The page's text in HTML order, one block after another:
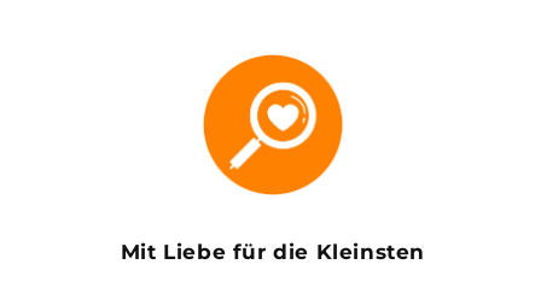
Mit Liebe für die Kleinsten